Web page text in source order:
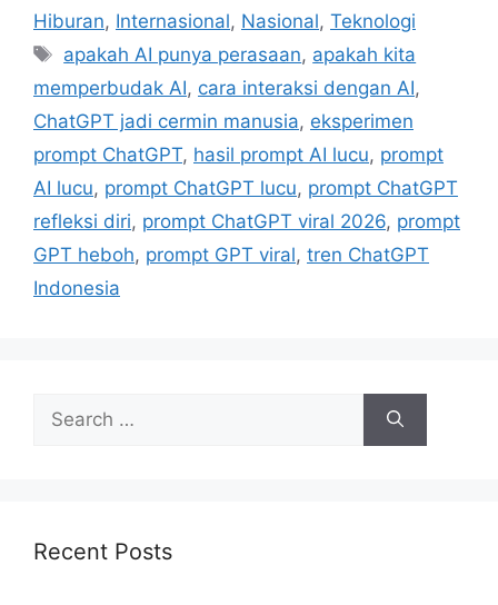
e
g
o
r
s
Hiburan, Internasional, Nasional, Teknologi
T
s
apakah AI punya perasaan, apakah kita
memperbudak AI, cara interaksi dengan AI,
ChatGPT jadi cermin manusia, eksperimen
prompt ChatGPT, hasil prompt AI lucu, prompt
AI lucu, prompt ChatGPT lucu, prompt ChatGPT
refleksi diri, prompt ChatGPT viral 2026, prompt
GPT heboh, prompt GPT viral, tren ChatGPT
Indonesia
h
Recent Posts